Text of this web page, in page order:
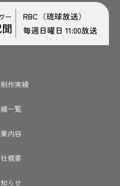
ー
RBC（琉球放送）
毎週日曜日 11:00放送
作実績
一覧
内容
概要
らせ